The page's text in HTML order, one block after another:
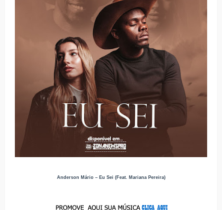
Anderson Mário – Eu Sei (Feat. Mariana Pereira)